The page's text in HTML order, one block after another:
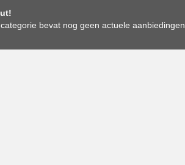
bevat nog geen actuele aanbiedingen.